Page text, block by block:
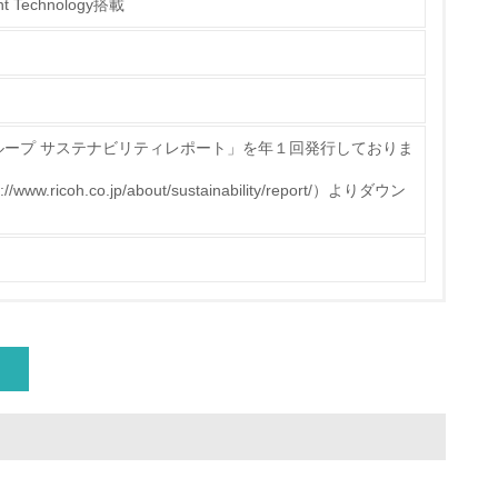
減の取り組みを行っている
減目標や計画を立てている
っている
Technology搭載
プ サステナビリティレポート」を年１回発行しておりま
www.ricoh.co.jp/about/sustainability/report/）よりダウン